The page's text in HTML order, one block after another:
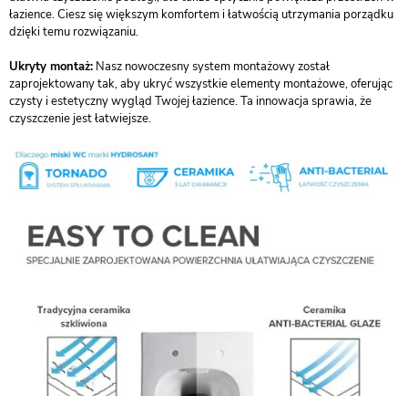
łazience. Ciesz się większym komfortem i łatwością utrzymania porządku
dzięki temu rozwiązaniu.
Ukryty montaż: Nasz nowoczesny system montażowy został
zaprojektowany tak, aby ukryć wszystkie elementy montażowe, oferując
czysty i estetyczny wygląd Twojej łazience. Ta innowacja sprawia, że
czyszczenie jest łatwiejsze.